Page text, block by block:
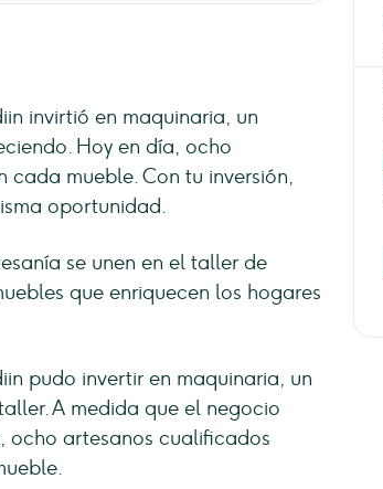
invirtió en maquinaria, un
Hoy en día, ocho
mueble. Con tu inversión,
oportunidad.
se unen en el taller de
que enriquecen los hogares
pudo invertir en maquinaria, un
A medida que el negocio
ocho artesanos cualificados